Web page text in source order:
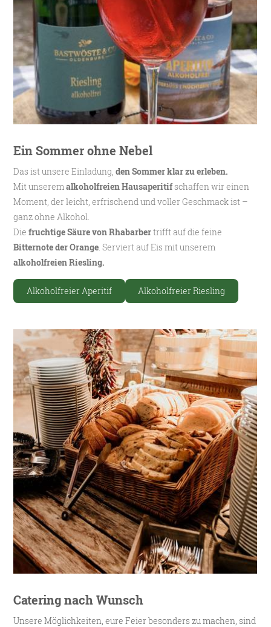
Ein Sommer ohne Nebel
Das ist unsere Einladung,den Sommer klar zu erleben.
Mit unseremalkoholfreien Hausaperitifschaffen wir einen
Moment, der leicht, erfrischend und voller Geschmack ist –
ganz ohne Alkohol.
Diefruchtige Säure von Rhabarbertrifft auf die feine
Bitternote der Orange. Serviert auf Eis mit unserem
alkoholfreien Riesling.
Alkoholfreier Aperitif Alkoholfreier Riesling
Catering nach Wunsch
Unsere Möglichkeiten, eure Feier besonders zu machen, sind